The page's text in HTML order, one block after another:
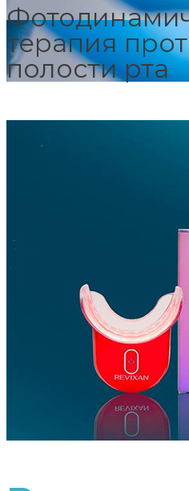
терапия
полости рта